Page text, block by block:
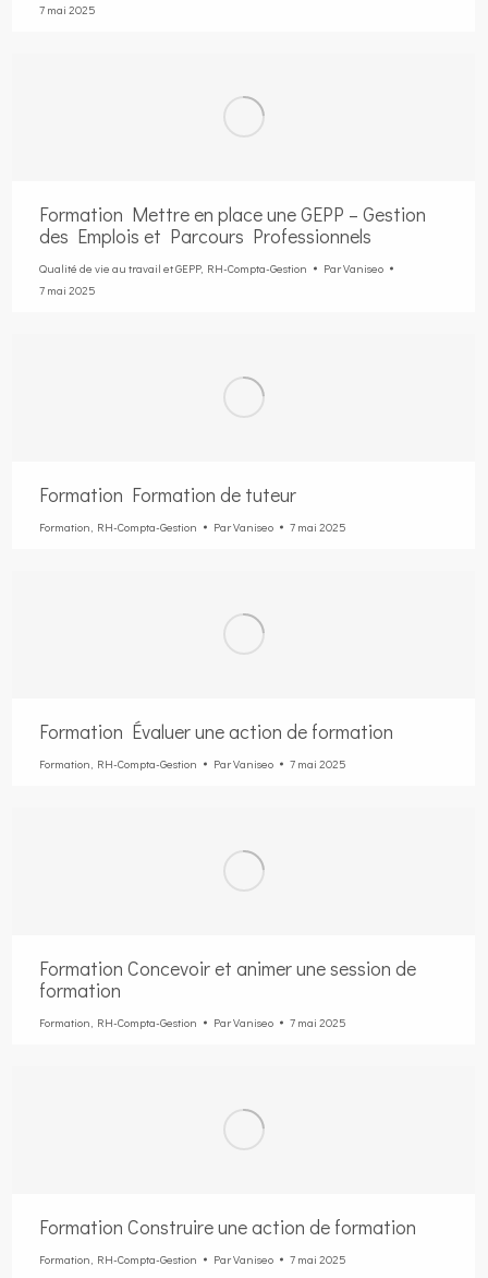
7 mai 2025
Formation Mettre en place une GEPP – Gestion
des Emplois et Parcours Professionnels
Qualité de vie au travail et GEPP, RH-Compta-Gestion ParVaniseo
7 mai 2025
Formation Formation de tuteur
Formation, RH-Compta-Gestion ParVaniseo 7 mai 2025
Formation Évaluer une action de formation
Formation, RH-Compta-Gestion ParVaniseo 7 mai 2025
Formation Concevoir et animer une session de
formation
Formation, RH-Compta-Gestion ParVaniseo 7 mai 2025
Formation Construire une action de formation
Formation, RH-Compta-Gestion ParVaniseo 7 mai 2025